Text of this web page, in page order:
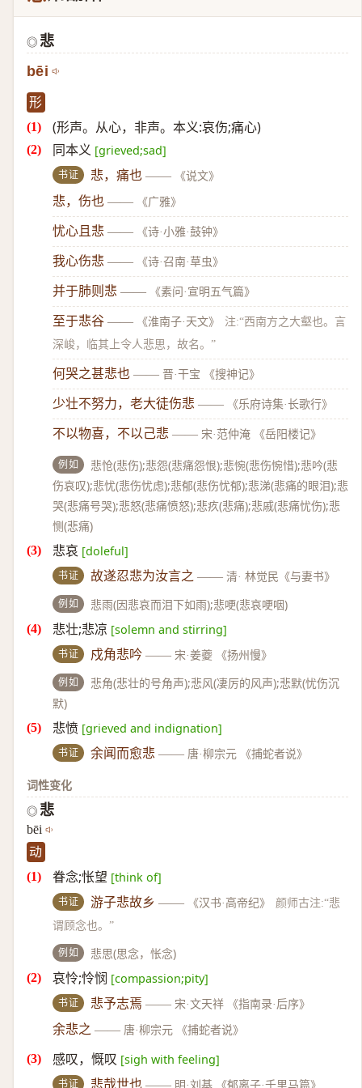
◎ 悲
bēi
形
(形声。从心，非声。本义:哀伤;痛心)
同本义 [grieved;sad]
书证 悲，痛也 —— 《说文》
悲，伤也 —— 《广雅》
忧心且悲 —— 《诗·小雅·鼓钟》
我心伤悲 —— 《诗·召南·草虫》
并于肺则悲 —— 《素问·宣明五气篇》
至于悲谷 —— 《淮南子·天文》
注:“西南方之大壑也。言
深峻，临其上令人悲思，故名。”
何哭之甚悲也 —— 晋·干宝 《搜神记》
少壮不努力，老大徒伤悲 —— 《乐府诗集·长歌行》
不以物喜，不以己悲 —— 宋·范仲淹 《岳阳楼记》
例如
悲怆(悲伤);悲怨(悲痛怨恨);悲惋(悲伤惋惜);悲吟(悲
伤哀叹);悲忧(悲伤忧虑);悲郁(悲伤忧郁);悲涕(悲痛的眼泪);悲
哭(悲痛号哭);悲怒(悲痛愤怒);悲疚(悲痛);悲戚(悲痛忧伤);悲
恻(悲痛)
悲哀 [doleful]
书证 故遂忍悲为汝言之 —— 清· 林觉民《与妻书》
例如 悲雨(因悲哀而泪下如雨);悲哽(悲哀哽咽)
悲壮;悲凉 [solemn and stirring]
书证 戍角悲吟 —— 宋·姜夔 《扬州慢》
例如
悲角(悲壮的号角声);悲风(凄厉的风声);悲默(忧伤沉
默)
悲愤 [grieved and indignation]
书证 余闻而愈悲 —— 唐·柳宗元 《捕蛇者说》
词性变化
◎ 悲
bēi
动
眷念;怅望 [think of]
书证 游子悲故乡 —— 《汉书·高帝纪》
颜师古注:“悲
谓顾念也。”
例如 悲思(思念，怅念)
哀怜;怜悯 [compassion;pity]
书证 悲予志焉 —— 宋·文天祥 《指南录·后序》
余悲之 —— 唐·柳宗元 《捕蛇者说》
感叹，慨叹 [sigh with feeling]
书证 悲哉世也 —— 明·刘基 《郁离子·千里马篇》